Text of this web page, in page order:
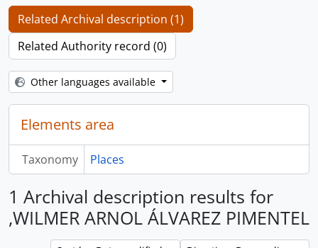
Related Archival description (1)
Related Authority record (0)
Other languages available
Elements area
Taxonomy Places
1 Archival description results for
,WILMER ARNOL ÁLVAREZ PIMENTEL